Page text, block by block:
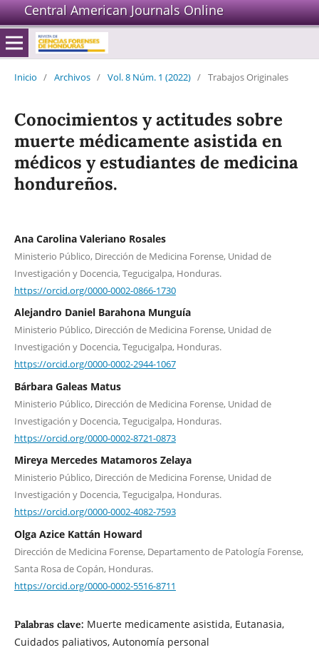
Central American Journals Online
Inicio / Archivos / Vol. 8 Núm. 1 (2022) / Trabajos Originales
Conocimientos y actitudes sobre
muerte médicamente asistida en
médicos y estudiantes de medicina
hondureños.
Ana Carolina Valeriano Rosales
Ministerio Público, Dirección de Medicina Forense, Unidad de
Investigación y Docencia, Tegucigalpa, Honduras.
https://orcid.org/0000-0002-0866-1730
Alejandro Daniel Barahona Munguía
Ministerio Público, Dirección de Medicina Forense, Unidad de
Investigación y Docencia, Tegucigalpa, Honduras.
https://orcid.org/0000-0002-2944-1067
Bárbara Galeas Matus
Ministerio Público, Dirección de Medicina Forense, Unidad de
Investigación y Docencia, Tegucigalpa, Honduras.
https://orcid.org/0000-0002-8721-0873
Mireya Mercedes Matamoros Zelaya
Ministerio Público, Dirección de Medicina Forense, Unidad de
Investigación y Docencia, Tegucigalpa, Honduras.
https://orcid.org/0000-0002-4082-7593
Olga Azice Kattán Howard
Dirección de Medicina Forense, Departamento de Patología Forense,
Santa Rosa de Copán, Honduras.
https://orcid.org/0000-0002-5516-8711
Palabras clave: Muerte medicamente asistida, Eutanasia,
Cuidados paliativos, Autonomía personal